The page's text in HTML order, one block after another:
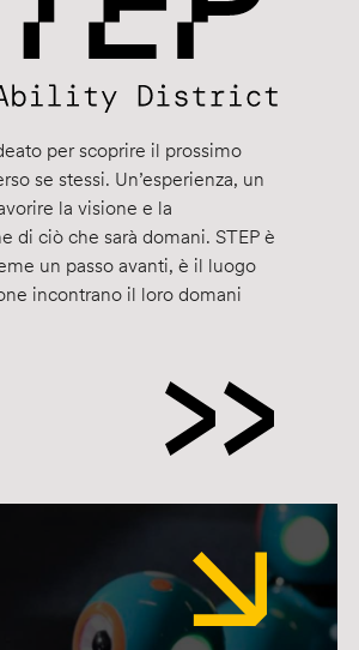
per scoprire il prossimo
se stessi. Un’esperienza, un
la visione e la
di ciò che sarà domani. STEP è
un passo avanti, è il luogo
incontrano il loro domani